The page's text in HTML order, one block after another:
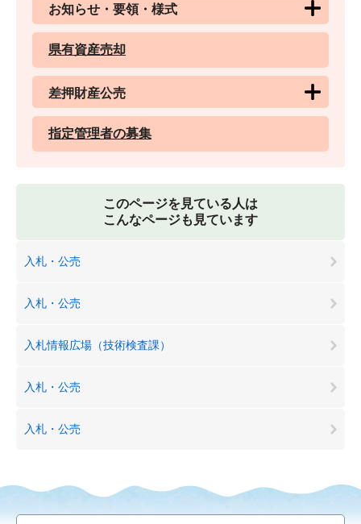
お知らせ・要領・様式
県有資産売却
差押財産公売
指定管理者の募集
このページを見ている人は
こんなページも見ています
入札・公売
入札・公売
入札情報広場（技術検査課）
入札・公売
入札・公売